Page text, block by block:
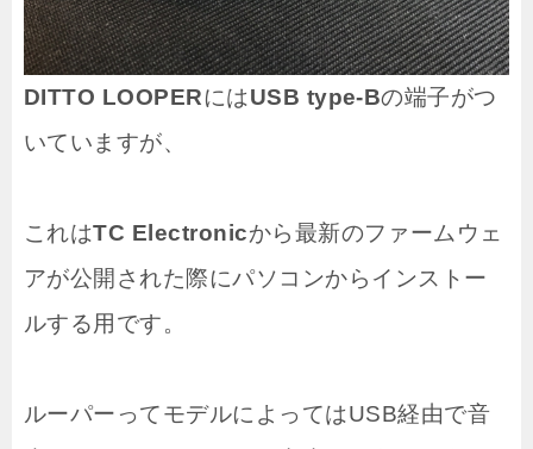
DITTO LOOPERにはUSB type-Bの端子がつ
いていますが、
これはTC Electronicから最新のファームウェ
アが公開された際にパソコンからインストー
ルする用です。
ルーパーってモデルによってはUSB経由で音